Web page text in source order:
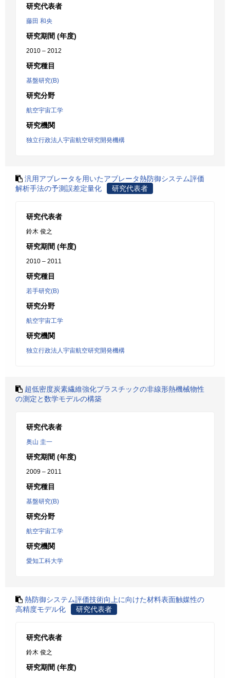
研究代表者
藤田 和央
研究期間 (年度)
2010 – 2012
研究種目
基盤研究(B)
研究分野
航空宇宙工学
研究機関
独立行政法人宇宙航空研究開発機構
汎用アブレータを用いたアブレータ熱防御システム評価
解析手法の予測誤差定量化
研究代表者
研究代表者
鈴木 俊之
研究期間 (年度)
2010 – 2011
研究種目
若手研究(B)
研究分野
航空宇宙工学
研究機関
独立行政法人宇宙航空研究開発機構
超低密度炭素繊維強化プラスチックの非線形熱機械物性
の測定と数学モデルの構築
研究代表者
奥山 圭一
研究期間 (年度)
2009 – 2011
研究種目
基盤研究(B)
研究分野
航空宇宙工学
研究機関
愛知工科大学
熱防御システム評価技術向上に向けた材料表面触媒性の
高精度モデル化
研究代表者
研究代表者
鈴木 俊之
研究期間 (年度)